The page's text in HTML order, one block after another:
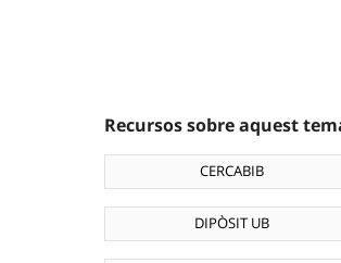
Recursos sobre aquest
CERCABIB
DIPÒSIT UB